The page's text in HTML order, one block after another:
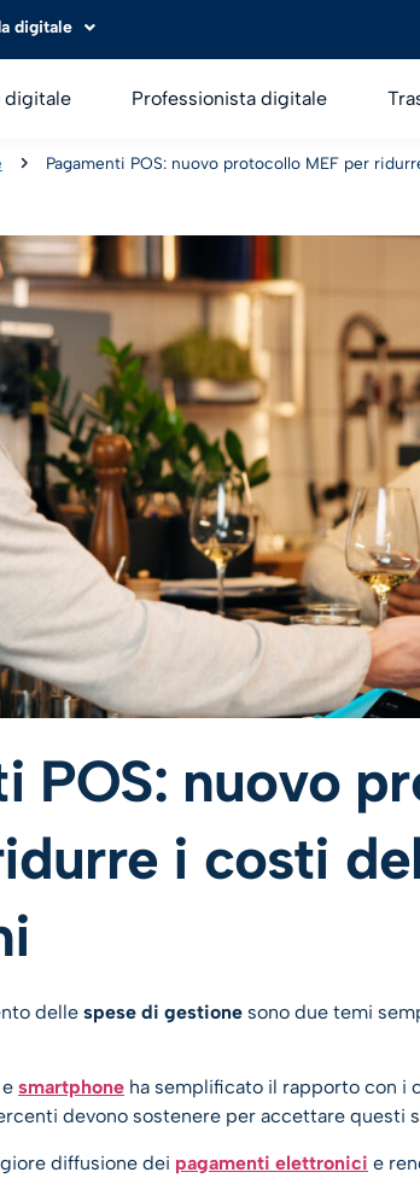
digitale
digitale Professionista digitale
Pagamenti POS: nuovo protocollo MEF per
POS: nuovo
i costi
delle spese di gestione sono due temi
smartphone ha semplificato il rapporto con i
devono sostenere per accettare questi
diffusione dei pagamenti elettronici e